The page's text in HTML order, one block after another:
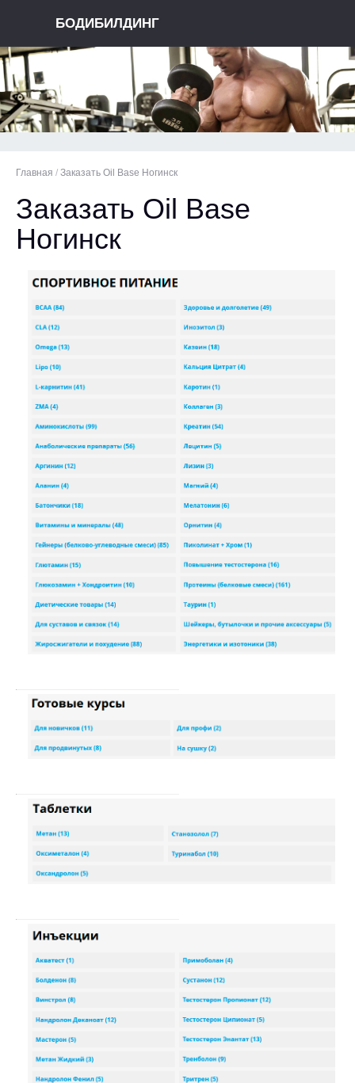
БОДИБИЛДИНГ
Главная / Заказать Oil Base Ногинск
Заказать Oil Base
Ногинск